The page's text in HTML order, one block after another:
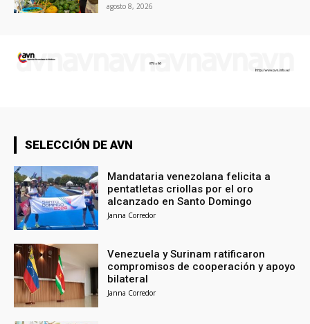
agosto 8, 2026
SELECCIÓN DE AVN
Mandataria venezolana felicita a
pentatletas criollas por el oro
alcanzado en Santo Domingo
Janna Corredor
Venezuela y Surinam ratificaron
compromisos de cooperación y apoyo
bilateral
Janna Corredor